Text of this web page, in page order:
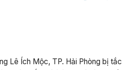
Lê Ích Mộc, TP. Hải Phòng bị tắc